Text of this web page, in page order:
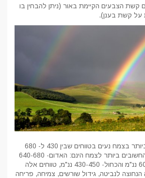
קשת הצבעים הקיימת באור (ניתן להבחין בו
על קשת בענן).
אורכי הגל הנספגים ביותר בצמח נעים בטווחים שבין 430 ל- 680
ננומטר(ננ"מ) כאשר החשובים ביותר לצמח הינם: האדום- 640-680
ננ"מ, הכתום- 600-630 ננ"מ והכחול- 430-450 ננ"מ, טווחים אלה
הנחוצה לנביטה, גידול שורשים, צמיחה, פריחה